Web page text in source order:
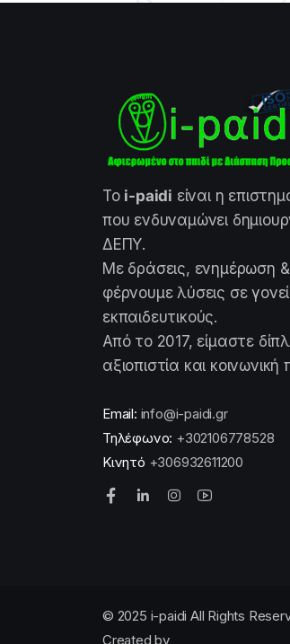
Το i-paidi είναι η
που ενδυναμώνει
ΔΕΠΥ.
Με δράσεις, ενημέρωση
φέρνουμε λύσεις σε
εκπαιδευτικούς.
Από το 2017, είμαστε
αξιοπιστία και
Email: info@i-paidi.gr
Τηλέφωνο: +302106778528
Κινητό +306932611200
© 2025 i-paidi All Rights
Created by